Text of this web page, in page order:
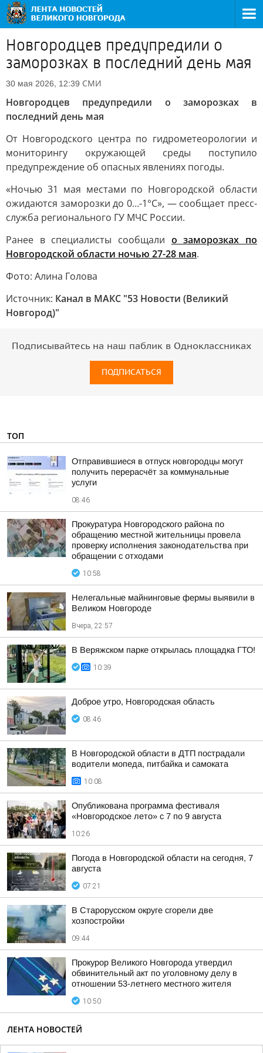
Новгородцев предупредили о
заморозках в последний день мая
30 мая 2026, 12:39 СМИ
Новгородцев предупредили о заморозках в
последний день мая
От Новгородского центра по гидрометеорологии и
мониторингу окружающей среды поступило
предупреждение об опасных явлениях погоды.
«Ночью 31 мая местами по Новгородской области
ожидаются заморозки до 0…-1°С», — сообщает пресс-
служба регионального ГУ МЧС России.
Ранее в специалисты сообщали о заморозках по
Новгородской области ночью 27-28 мая.
Фото: Алина Голова
Источник: Канал в МАКС "53 Новости (Великий
Новгород)"
Подписывайтесь на наш паблик в Одноклассниках
ПОДПИСАТЬСЯ
ТОП
Отправившиеся в отпуск новгородцы могут
получить перерасчёт за коммунальные
услуги
08:46
Прокуратура Новгородского района по
обращению местной жительницы провела
проверку исполнения законодательства при
обращении с отходами
10:58
Нелегальные майнинговые фермы выявили в
Великом Новгороде
Вчера, 22:57
В Веряжском парке открылась площадка ГТО!
10:39
Доброе утро, Новгородская область
08:46
В Новгородской области в ДТП пострадали
водители мопеда, питбайка и самоката
10:08
Опубликована программа фестиваля
«Новгородское лето» с 7 по 9 августа
10:26
Погода в Новгородской области на сегодня, 7
августа
07:21
В Старорусском округе сгорели две
хозпостройки
09:44
Прокурор Великого Новгорода утвердил
обвинительный акт по уголовному делу в
отношении 53-летнего местного жителя
10:50
ЛЕНТА НОВОСТЕЙ